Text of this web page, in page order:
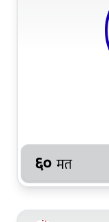
६० मत